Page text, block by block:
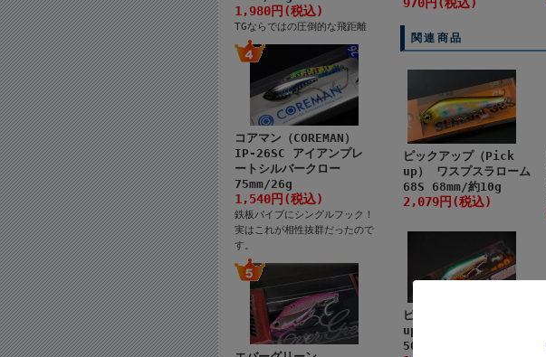
1,980円(税込)
TGならではの圧倒的な飛距離
コアマン（COREMAN）
IP-26SC アイアンプレ
ートシルバークロー
75mm/26g
1,540円(税込)
鉄板バイブにシングルフック！
実はこれが相性抜群だったので
す。
関連商品
ピックアップ（Pick
up） ワスプスラローム
68S 68mm/約10g
2,079円(税込)
ピックアップ（Pick
up） ワスプスラローム
50S 50mm/6.0g